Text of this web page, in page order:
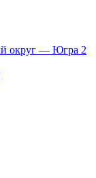
округ — Югра 2